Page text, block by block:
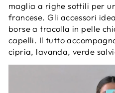
maglia a righe sottili per
francese. Gli accessori
borse a tracolla in pelle
capelli. Il tutto
cipria, lavanda, verde